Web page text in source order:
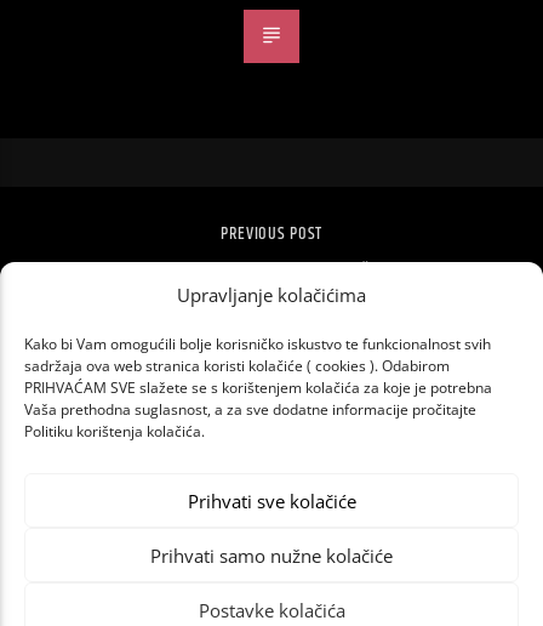
Upravljanje kolačićima
Kako bi Vam omogućili bolje korisničko iskustvo te funkcionalnost svih
sadržaja ova web stranica koristi kolačiće ( cookies ). Odabirom
PRIHVAĆAM SVE slažete se s korištenjem kolačića za koje je potrebna
Vaša prethodna suglasnost, a za sve dodatne informacije pročitajte
Politiku korištenja kolačića.
Prihvati sve kolačiće
Prihvati samo nužne kolačiće
Postavke kolačića
PREVIOUS POST
KOJI SVAKODNEVNI ZVUK MOŽETE NAĆI U
„BAD GUY”